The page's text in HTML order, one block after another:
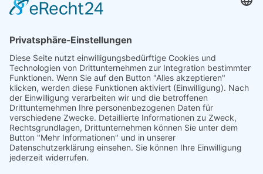
Sie Fachleute
Profilbearbeitung,
Abkanttechnik,
Schweißtechnik
oder
Baugruppenfertigung
suchen.
Ansprechpartner
79 - 0
metalltechnik.de
Linkedin
YouTube